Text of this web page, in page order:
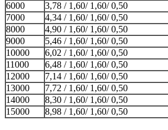
6000
3,78 / 1,60/ 1,60/ 0,50
7000
4,34 / 1,60/ 1,60/ 0,50
8000
4,90 / 1,60/ 1,60/ 0,50
9000
5,46 / 1,60/ 1,60/ 0,50
10000
6,02 / 1,60/ 1,60/ 0,50
11000
6,48 / 1,60/ 1,60/ 0,50
12000
7,14 / 1,60/ 1,60/ 0,50
13000
7,72 / 1,60/ 1,60/ 0,50
14000
8,30 / 1,60/ 1,60/ 0,50
15000
8,98 / 1,60/ 1,60/ 0,50